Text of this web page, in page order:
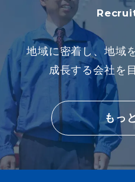
地域に密着し、地域
成長する会社を
もっ